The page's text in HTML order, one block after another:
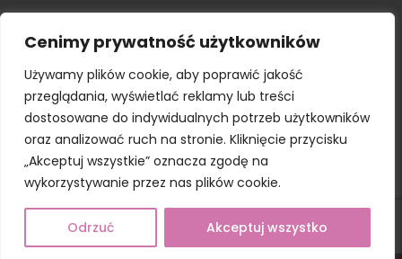
Cenimy prywatność użytkowników
Używamy plików cookie, aby poprawić jakość
przeglądania, wyświetlać reklamy lub treści
dostosowane do indywidualnych potrzeb użytkowników
oraz analizować ruch na stronie. Kliknięcie przycisku
„Akceptuj wszystkie” oznacza zgodę na
wykorzystywanie przez nas plików cookie.
Odrzuć Akceptuj wszystko
NEWSLETTER
Bądź na bieżąco, otrzymuj ekskluzywne oferty i nie tylko.
SUBSKRYBUJ ⟶
© Wydawnictwo Molly 2026